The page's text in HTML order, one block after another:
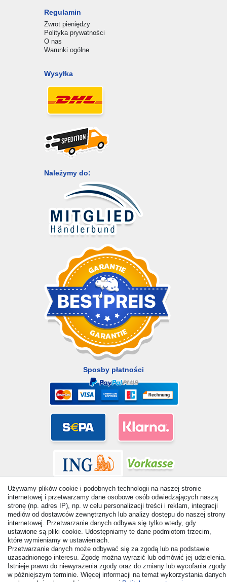
Regulamin
Zwrot pieniędzy
Polityka prywatności
O nas
Warunki ogólne
Wysyłka
Należymy do:
Sposby płatności
© Copyright 2026 | Wszelkie prawa zastrzezone. - All rights
reserved. Prices incl. VAT. 19% VAT Basic prices see article detail
| * Applies to deliveries to the UK!
Używamy plików cookie i podobnych technologii na naszej stronie
internetowej i przetwarzamy dane osobowe osób odwiedzających naszą
stronę (np. adres IP), np. w celu personalizacji treści i reklam, integracji
mediów od dostawców zewnętrznych lub analizy dostępu do naszej strony
internetowej. Przetwarzanie danych odbywa się tylko wtedy, gdy
ustawione są pliki cookie. Udostępniamy te dane podmiotom trzecim,
które wymieniamy w ustawieniach.
Przetwarzanie danych może odbywać się za zgodą lub na podstawie
uzasadnionego interesu. Zgodę można wyrazić lub odmówić jej udzielenia.
Istnieje prawo do niewyrażenia zgody oraz do zmiany lub wycofania zgody
w późniejszym terminie. Więcej informacji na temat wykorzystania danych
Odstąp od umowy tutaj Kontakt